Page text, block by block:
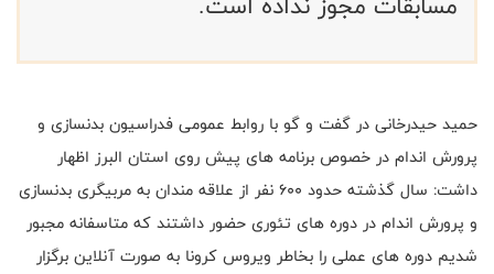
حمید حیدرخانی در گفت و گو با روابط عمومی فدراسیون بدنسازی و
پرورش اندام در خصوص برنامه های پیش روی استان البرز اظهار
داشت: سال گذشته حدود 600 نفر از علاقه مندان به مربیگری بدنسازی
و پرورش اندام در دوره های تئوری حضور داشتند که متاسفانه مجبور
شدیم دوره های عملی را بخاطر ویروس کرونا به صورت آنلاین برگزار